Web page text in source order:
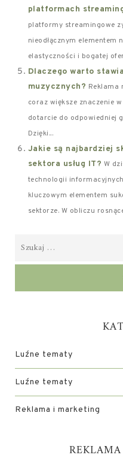
platformach
platformy streamingowe
nieodłącznym elementem
elastyczności i bogatej
Dlaczego warto
muzycznych? Reklama
coraz większe znaczenie
dotarcie do odpowiedniej
Dzięki...
Jakie są najbardziej
sektora usług IT? W
technologii
kluczowym elementem
sektorze. W obliczu
Luźne tematy
Luźne tematy
Reklama i marketing